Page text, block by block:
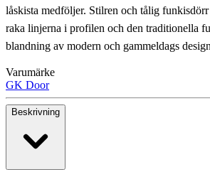
låskista medföljer. Stilren och tålig
raka linjerna i profilen och den traditionella
blandning av modern och gammeldags
Varumärke
GK Door
Beskrivning